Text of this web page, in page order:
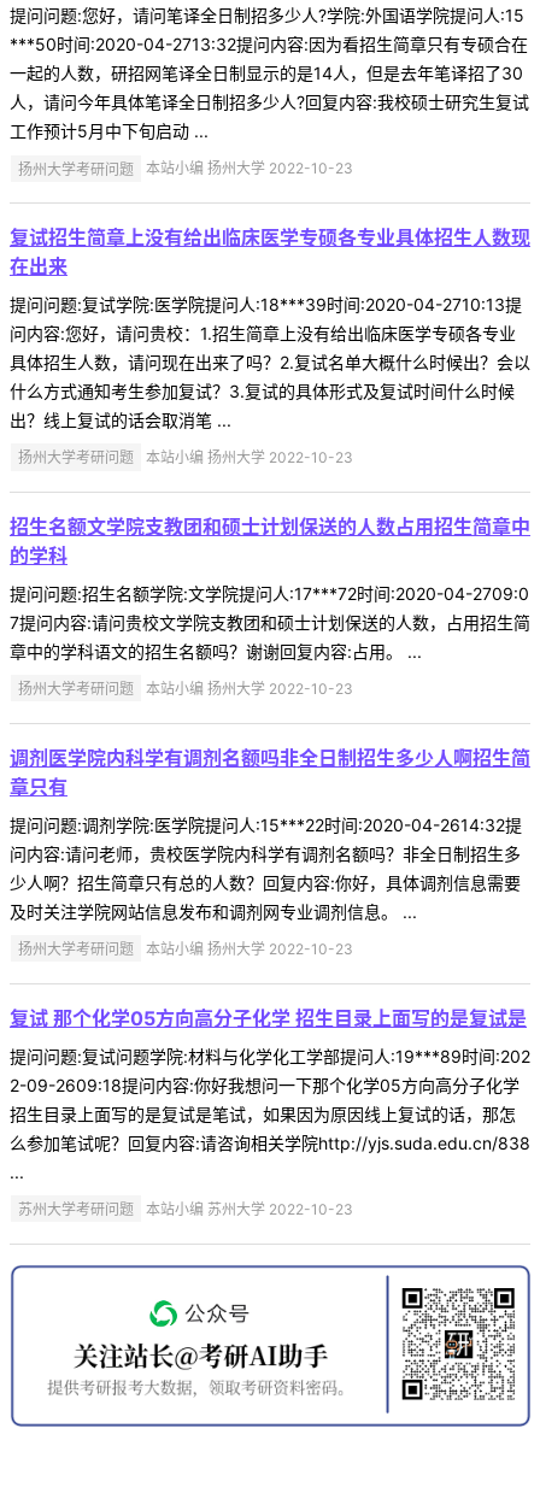
提问问题:您好，请问笔译全日制招多少人?学院:外国语学院提问人:15
***50时间:2020-04-2713:32提问内容:因为看招生简章只有专硕合在
一起的人数，研招网笔译全日制显示的是14人，但是去年笔译招了30
人，请问今年具体笔译全日制招多少人?回复内容:我校硕士研究生复试
工作预计5月中下旬启动 ...
扬州大学考研问题 本站小编 扬州大学 2022-10-23
复试招生简章上没有给出临床医学专硕各专业具体招生人数现
在出来
提问问题:复试学院:医学院提问人:18***39时间:2020-04-2710:13提
问内容:您好，请问贵校：1.招生简章上没有给出临床医学专硕各专业
具体招生人数，请问现在出来了吗？2.复试名单大概什么时候出？会以
什么方式通知考生参加复试？3.复试的具体形式及复试时间什么时候
出？线上复试的话会取消笔 ...
扬州大学考研问题 本站小编 扬州大学 2022-10-23
招生名额文学院支教团和硕士计划保送的人数占用招生简章中
的学科
提问问题:招生名额学院:文学院提问人:17***72时间:2020-04-2709:0
7提问内容:请问贵校文学院支教团和硕士计划保送的人数，占用招生简
章中的学科语文的招生名额吗？谢谢回复内容:占用。 ...
扬州大学考研问题 本站小编 扬州大学 2022-10-23
调剂医学院内科学有调剂名额吗非全日制招生多少人啊招生简
章只有
提问问题:调剂学院:医学院提问人:15***22时间:2020-04-2614:32提
问内容:请问老师，贵校医学院内科学有调剂名额吗？非全日制招生多
少人啊？招生简章只有总的人数？回复内容:你好，具体调剂信息需要
及时关注学院网站信息发布和调剂网专业调剂信息。 ...
扬州大学考研问题 本站小编 扬州大学 2022-10-23
复试 那个化学05方向高分子化学 招生目录上面写的是复试是
提问问题:复试问题学院:材料与化学化工学部提问人:19***89时间:202
2-09-2609:18提问内容:你好我想问一下那个化学05方向高分子化学
招生目录上面写的是复试是笔试，如果因为原因线上复试的话，那怎
么参加笔试呢？回复内容:请咨询相关学院http://yjs.suda.edu.cn/838
...
苏州大学考研问题 本站小编 苏州大学 2022-10-23